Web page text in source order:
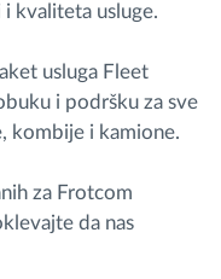
kvaliteta usluge.
usluga Fleet
i podršku za sve
kombije i kamione.
za Frotcom
da nas